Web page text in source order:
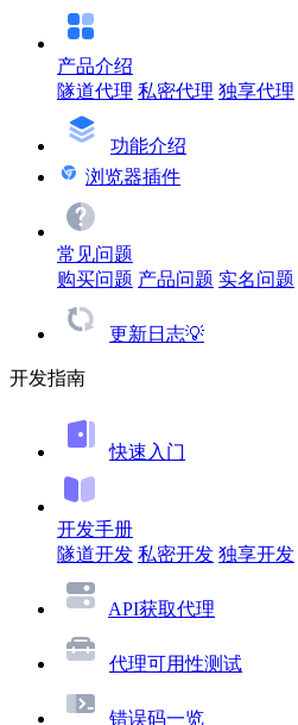
产品介绍
隧道代理 私密代理 独享代理
功能介绍
浏览器插件
常见问题
购买问题 产品问题 实名问题
更新日志💡
开发指南
快速入门
开发手册
隧道开发 私密开发 独享开发
API获取代理
代理可用性测试
错误码一览